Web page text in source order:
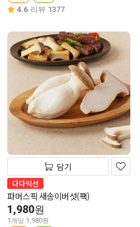
4.6 리뷰 1377
담기
다다익선
파머스픽 새송이버섯(팩)
1,980원
1개당 1,980원